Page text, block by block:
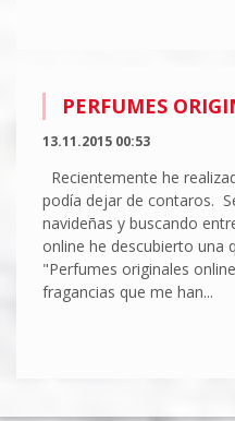
PERFUMES
13.11.2015 00:53
Recientemente he
podía dejar de contaros.
navideñas y buscando
online he descubierto una
"Perfumes originales
fragancias que me han...